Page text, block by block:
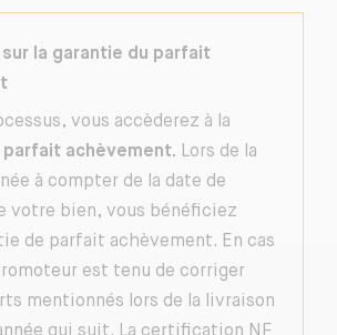
sur la garantie du parfait
vous accèderez à la
achèvement. Lors de la
à compter de la date de
votre bien, vous bénéficiez
de parfait achèvement. En cas
est tenu de corriger
mentionnés lors de la livraison